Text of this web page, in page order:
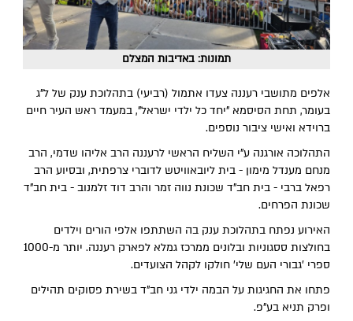
תמונות: באדיבות המצלם
אלפים מתושבי רעננה צעדו אתמול (רביעי) בתהלוכת ענק של ל"ג
בעומר, תחת הסיסמא "יחד כל ילדי ישראל", במעמד ראש העיר חיים
ברוידא ואישי ציבור נוספים.
התהלוכה אורגנה ע"י השליח הראשי לרעננה הרב אליהו שדמי, הרב
מנחם מענדל מימון - בית ליובאוויטש לדוברי צרפתית, ובסיוע הרב
רפאל ברבי - בית חב"ד שכונת נווה זמר והרב דוד זלמנוב - בית חב"ד
שכונת הפרחים.
האירוע נפתח בתהלוכת ענק בה השתתפו אלפי הורים וילדים
בחולצות ססגוניות ובלונים ממרכז גמלא לפארק רעננה. יותר מ-1000
ספרי 'גבורי העם שלי' חולקו לקהל הצועדים.
פתחו את החגיגות על הבמה ילדי גני חב"ד בשירת פסוקים תהילים
ופרק תניא בע"פ.